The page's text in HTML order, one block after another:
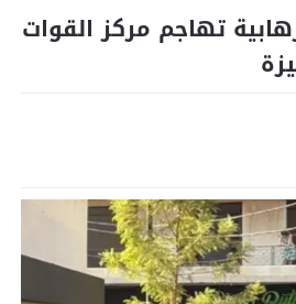
تهاجم مركز القوات